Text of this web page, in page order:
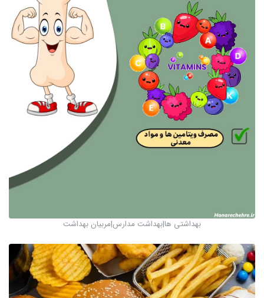
بهداشتی ها|بهداشت مدارس|مربیان بهداشت